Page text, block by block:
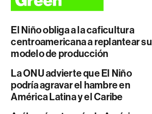
El Niño obliga a la caficultura
centroamericana a replantear su
modelo de producción
La ONU advierte que El Niño
podría agravar el hambre en
América Latina y el Caribe